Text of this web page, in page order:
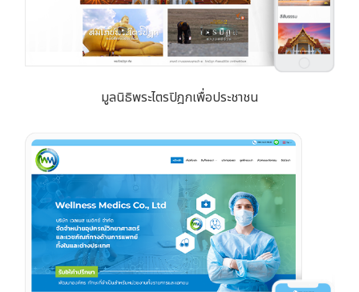
มูลนิธิพระไตรปิฎกเพื่อประชาชน